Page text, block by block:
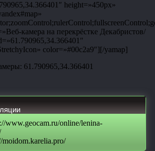
height=»450px»
камера на перекрёстке Декабристов/
color=»#00c2a9″][/yamap]
61.790965,34.366401
www.geocam.ru/online/lenina-